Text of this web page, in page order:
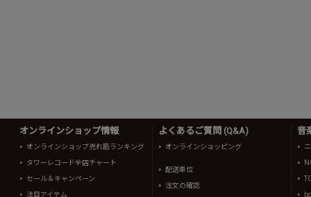
オンラインショップ情報
オンラインショップ売れ筋ランキング
タワーレコード全店チャート
セール＆キャンペーン
注目アイテム
よくあるご質問 (Q&A)
オンラインショッピング
配送単位
注文の確認
音